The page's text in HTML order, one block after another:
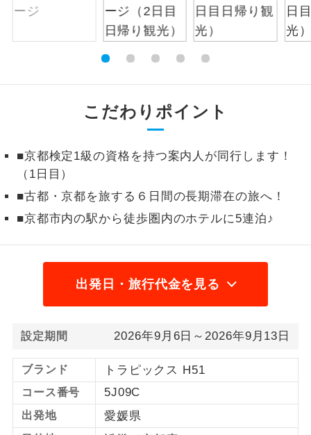
こだわりポイント
■京都検定1級の資格を持つ案内人が同行します！
（1日目）
■古都・京都を旅する６日間の長期滞在の旅へ！
■京都市内の駅から徒歩圏内のホテルに5連泊♪
出発日・旅行代金を見る
設定期間 2026年9月6日～2026年9月13日
ブランド トラピックス H51
コース番号 5J09C
出発地 愛媛県
露天風呂
ご宿泊ホテルに露天風呂が付いていま
ご宿泊ホテルに大浴場が付いています。
事の心配はいりません。（機内食を除
く）
お部屋食
お部屋にてゆっくりとお召し上がりいた
だけます。
トラベルイヤ
ホン
周りの音を気にせず、ガイドさんの説明
1名様催行
2名様催行
2名様から出発可能な個人型プランで
おひとり様参
加限定
おひとり様限定でご参加いただけるコー
1名様1室同代
金
1名様1室利用でも追加料金がかからない
コースです。
ご夫婦限定
ご夫婦限定でご参加いただけるコースで